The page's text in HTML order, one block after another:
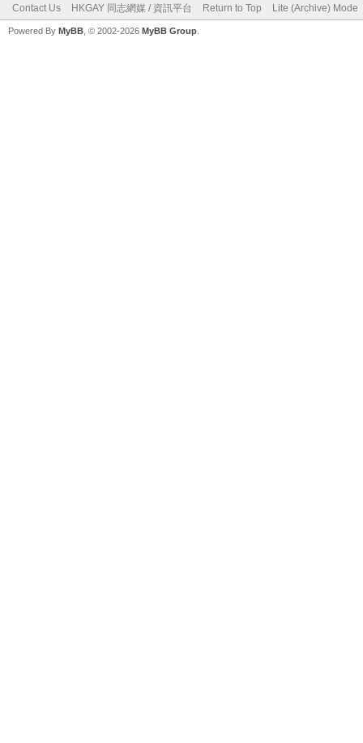
Contact Us HKGAY 同志網媒 / 資訊平台 Return to Top Lite (Archive) Mode
Powered By MyBB , © 2002-2026 MyBB Group